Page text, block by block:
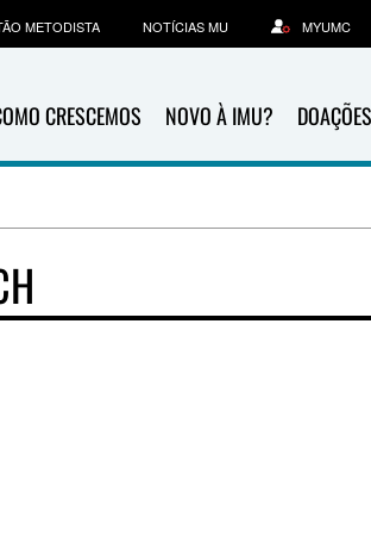
CRESCEMOS NOVO À IMU? DOAÇÕES
METODISTA NOTÍCIAS MU MYUMC